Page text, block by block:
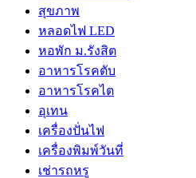
สุขภาพ
หลอดไฟ LED
หอพัก ม.รังสิต
อาหารโรคตับ
อาหารโรคไต
อุเทน
เครื่องปั่นไฟ
เครื่องพิมพ์วันที่
เช่ารถหรู